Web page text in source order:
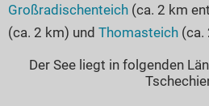
Großradischenteich (ca. 2 km
(ca. 2 km) und Thomasteich (ca.
Der See liegt in folgenden